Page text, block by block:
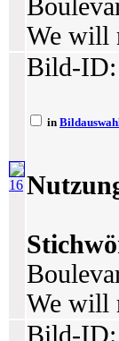
We will
16
Bild-ID:
in
We will
Bild-ID: